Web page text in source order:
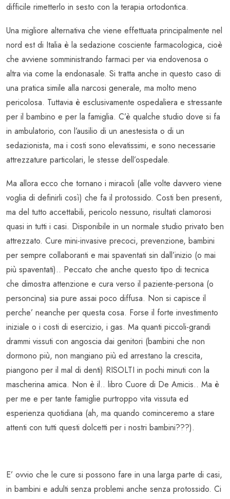
difficile rimetterlo in sesto con la terapia ortodontica.
Una migliore alternativa che viene effettuata principalmente nel
nord est di Italia è la sedazione cosciente farmacologica, cioè
che avviene somministrando farmaci per via endovenosa o
altra via come la endonasale. Si tratta anche in questo caso di
una pratica simile alla narcosi generale, ma molto meno
pericolosa. Tuttavia è esclusivamente ospedaliera e stressante
per il bambino e per la famiglia. C’è qualche studio dove si fa
in ambulatorio, con l’ausilio di un anestesista o di un
sedazionista, ma i costi sono elevatissimi, e sono necessarie
attrezzature particolari, le stesse dell’ospedale.
Ma allora ecco che tornano i miracoli (alle volte davvero viene
voglia di definirli così) che fa il protossido. Costi ben presenti,
ma del tutto accettabili, pericolo nessuno, risultati clamorosi
quasi in tutti i casi. Disponibile in un normale studio privato ben
attrezzato. Cure mini-invasive precoci, prevenzione, bambini
per sempre collaboranti e mai spaventati sin dall’inizio (o mai
più spaventati).. Peccato che anche questo tipo di tecnica
che dimostra attenzione e cura verso il paziente-persona (o
personcina) sia pure assai poco diffusa. Non si capisce il
perche’ neanche per questa cosa. Forse il forte investimento
iniziale o i costi di esercizio, i gas. Ma quanti piccoli-grandi
drammi vissuti con angoscia dai genitori (bambini che non
dormono più, non mangiano più ed arrestano la crescita,
piangono per il mal di denti) RISOLTI in pochi minuti con la
mascherina amica. Non è il.. libro Cuore di De Amicis.. Ma è
per me e per tante famiglie purtroppo vita vissuta ed
esperienza quotidiana (ah, ma quando cominceremo a stare
attenti con tutti questi dolcetti per i nostri bambini???).
E’ ovvio che le cure si possono fare in una larga parte di casi,
in bambini e adulti senza problemi anche senza protossido. Ci